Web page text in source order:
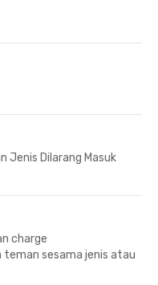
Jenis Dilarang Masuk
charge
sesama jenis atau